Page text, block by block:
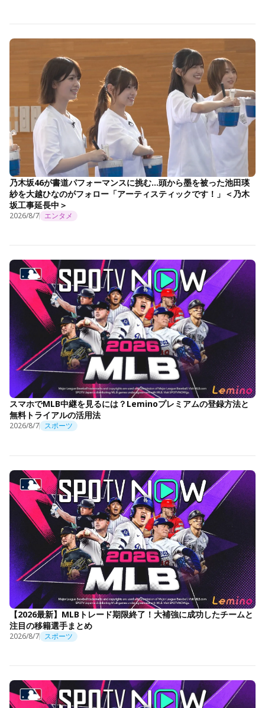
乃木坂46が書道パフォーマンスに挑む…頭から墨を被った池田瑛
紗を大越ひなのがフォロー「アーティスティックです！」＜乃木
坂工事延長中＞
2026/8/7 エンタメ
スマホでMLB中継を見るには？Leminoプレミアムの登録方法と
無料トライアルの活用法
2026/8/7 スポーツ
【2026最新】MLBトレード期限終了！大補強に成功したチームと
注目の移籍選手まとめ
2026/8/7 スポーツ